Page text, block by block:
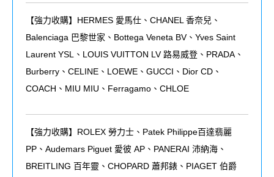
【強力收購】HERMES 愛馬仕、CHANEL 香奈兒、
Balenciaga 巴黎世家、Bottega Veneta BV、Yves Saint
Laurent YSL、LOUIS VUITTON LV 路易威登、PRADA、
Burberry、CELINE、LOEWE、GUCCI、Dior CD、
COACH、MIU MIU、Ferragamo、CHLOE
【強力收購】ROLEX 勞力士、 Patek Philippe百達翡麗
PP 、 Audemars Piguet 愛彼 AP 、 PANERAI 沛納海、
BREITLING 百年靈、 CHOPARD 蕭邦錶、 PIAGET 伯爵